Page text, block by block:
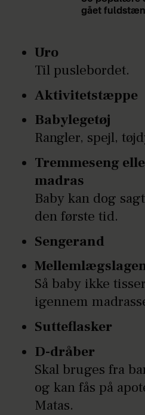
gået
Uro
Til puslebordet.
Aktivitetstæppe
Babylegetøj
Rangler, spejl,
Tremmeseng
madras
Baby kan dog
den første tid.
Sengerand
Så baby ikke
igennem
Sutteflasker
D-dråber
Skal bruges fra
og kan fås på
Matas.